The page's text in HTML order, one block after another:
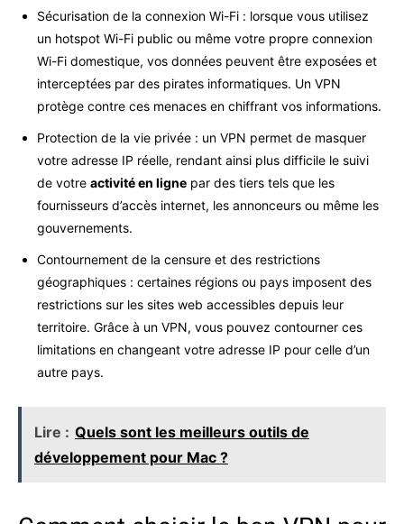
Sécurisation de la connexion Wi-Fi : lorsque vous utilisez
un hotspot Wi-Fi public ou même votre propre connexion
Wi-Fi domestique, vos données peuvent être exposées et
interceptées par des pirates informatiques. Un VPN
protège contre ces menaces en chiffrant vos informations.
Protection de la vie privée : un VPN permet de masquer
votre adresse IP réelle, rendant ainsi plus difficile le suivi
de votre activité en ligne par des tiers tels que les
fournisseurs d’accès internet, les annonceurs ou même les
gouvernements.
Contournement de la censure et des restrictions
géographiques : certaines régions ou pays imposent des
restrictions sur les sites web accessibles depuis leur
territoire. Grâce à un VPN, vous pouvez contourner ces
limitations en changeant votre adresse IP pour celle d’un
autre pays.
Lire : Quels sont les meilleurs outils de
développement pour Mac ?